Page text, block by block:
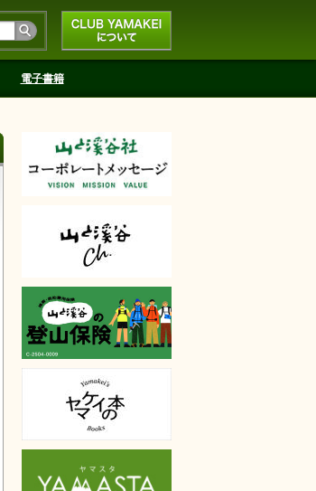
CLUB YAMAKEIにつ
いて
電子書籍